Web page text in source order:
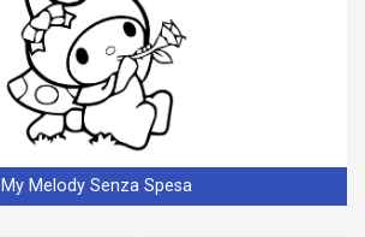
My Melody Senza Spesa